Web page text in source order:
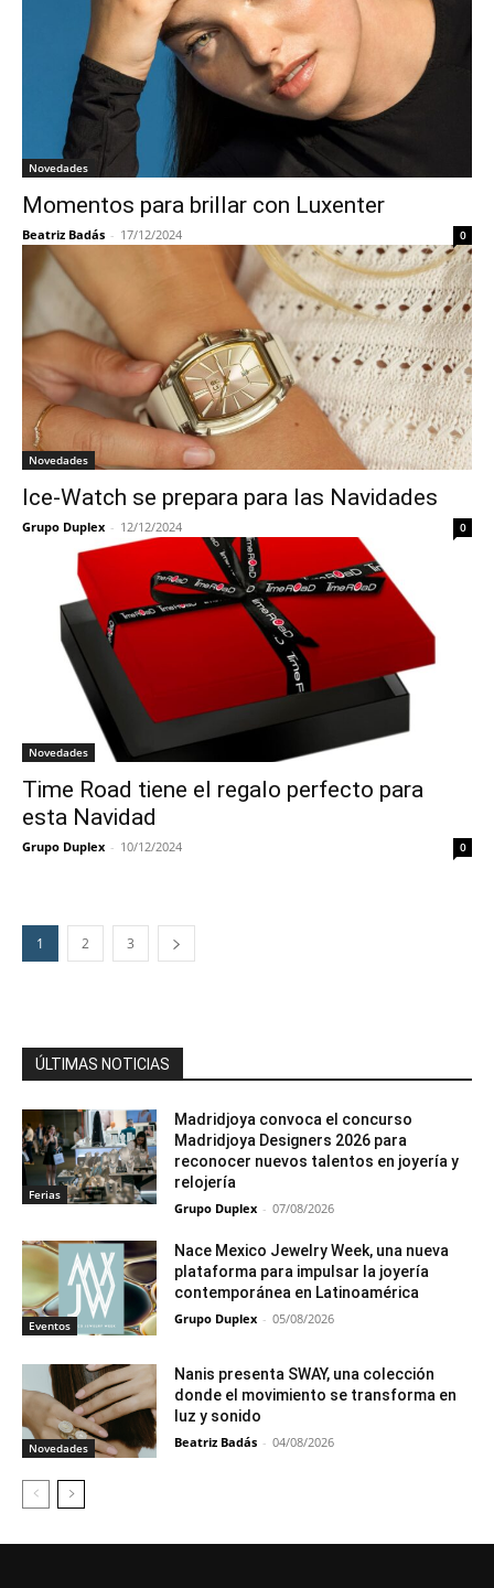
Novedades
Momentos para brillar con Luxenter
Beatriz Badás - 17/12/2024 0
Novedades
Ice-Watch se prepara para las Navidades
Grupo Duplex - 12/12/2024 0
Novedades
Time Road tiene el regalo perfecto para
esta Navidad
Grupo Duplex - 10/12/2024 0
1 2 3
ÚLTIMAS NOTICIAS
Ferias
Madridjoya convoca el concurso
Madridjoya Designers 2026 para
reconocer nuevos talentos en joyería y
relojería
Grupo Duplex - 07/08/2026
Eventos
Nace Mexico Jewelry Week, una nueva
plataforma para impulsar la joyería
contemporánea en Latinoamérica
Grupo Duplex - 05/08/2026
Novedades
Nanis presenta SWAY, una colección
donde el movimiento se transforma en
luz y sonido
Beatriz Badás - 04/08/2026